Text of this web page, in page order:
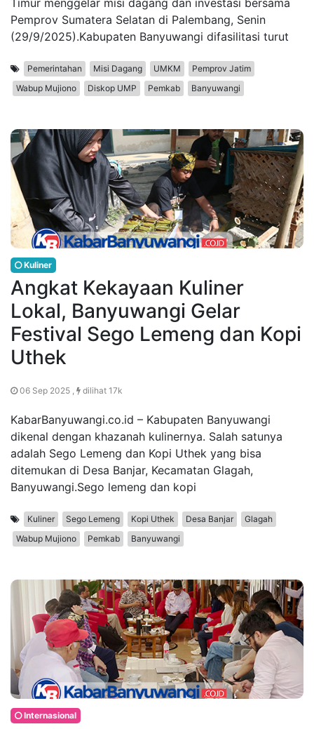
Pemprov Sumatera Selatan di Palembang, Senin
(29/9/2025).Kabupaten Banyuwangi difasilitasi turut
Pemerintahan Misi Dagang UMKM
Pemprov Jatim
Wabup Mujiono
Diskop UMP Pemkab Banyuwangi
Kuliner
Angkat Kekayaan Kuliner
Lokal, Banyuwangi Gelar
Festival Sego Lemeng dan Kopi
Uthek
06 Sep 2025 , dilihat 17k
KabarBanyuwangi.co.id – Kabupaten Banyuwangi
dikenal dengan khazanah kulinernya. Salah satunya
adalah Sego Lemeng dan Kopi Uthek yang bisa
ditemukan di Desa Banjar, Kecamatan Glagah,
Banyuwangi.Sego lemeng dan kopi
Kuliner Sego Lemeng Kopi Uthek Desa Banjar
Glagah
Wabup Mujiono
Pemkab Banyuwangi
Internasional